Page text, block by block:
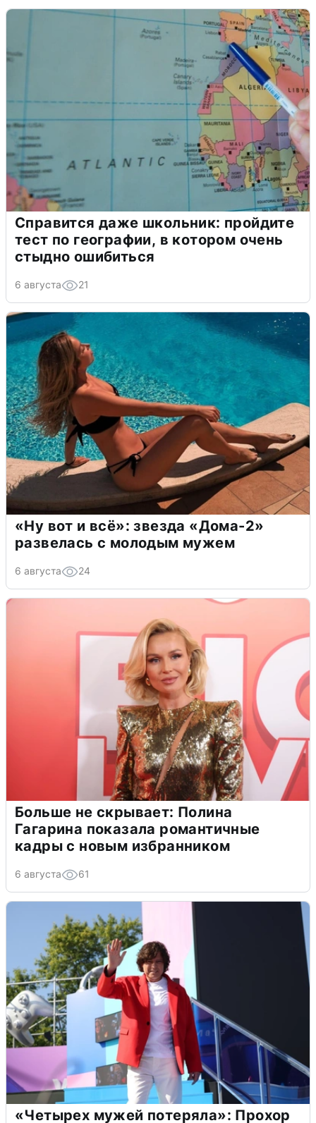
Справится даже школьник: пройдите
тест по географии, в котором очень
стыдно ошибиться
6 августа 21
«Ну вот и всё»: звезда «Дома-2»
развелась с молодым мужем
6 августа 24
Больше не скрывает: Полина
Гагарина показала романтичные
кадры с новым избранником
6 августа 61
«Четырех мужей потеряла»: Прохор